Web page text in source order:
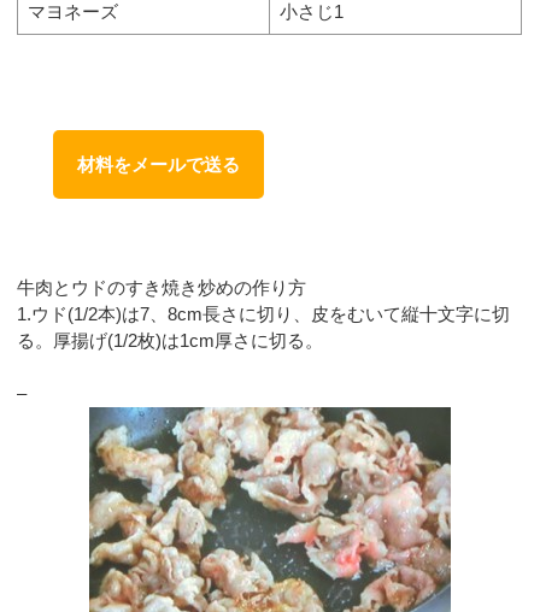
マヨネーズ 小さじ1
材料をメールで送る
牛肉とウドのすき焼き炒めの作り方
1.ウド(1/2本)は7、8cm長さに切り、皮をむいて縦十文字に切
る。厚揚げ(1/2枚)は1cm厚さに切る。
–